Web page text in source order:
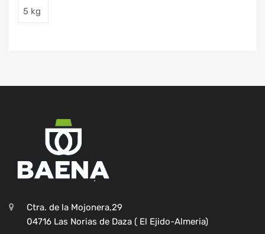
5 kg
Ctra. de la Mojonera,29
04716 Las Norias de Daza ( El Ejido-Almeria)